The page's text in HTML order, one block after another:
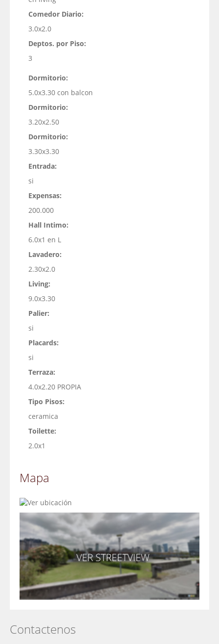
Comedor Diario:
3.0x2.0
Deptos. por Piso:
3
Dormitorio:
5.0x3.30 con balcon
Dormitorio:
3.20x2.50
Dormitorio:
3.30x3.30
Entrada:
si
Expensas:
200.000
Hall Intimo:
6.0x1 en L
Lavadero:
2.30x2.0
Living:
9.0x3.30
Palier:
si
Placards:
si
Terraza:
4.0x2.20 PROPIA
Tipo Pisos:
ceramica
Toilette:
2.0x1
Mapa
Contactenos